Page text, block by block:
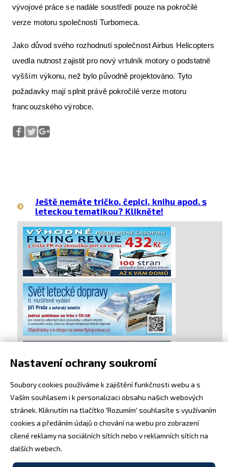
vývojové práce se nadále soustředí pouze na pokročilé
verze motoru společnosti Turbomeca.
Jako důvod svého rozhodnutí společnost Airbus Helicopters
uvedla nutnost zajistit pro nový vrtulník motory o podstatně
vyšším výkonu, než bylo původně projektováno. Tyto
požadavky mají splnit právě pokročilé verze motoru
francouzského výrobce.
Ještě nemáte tričko, čepici, knihu apod. s
leteckou tematikou? Klikněte!
Nastavení ochrany soukromí
Soubory cookies používáme k zajištění funkčnosti webu a s
Vaším souhlasem i k personalizaci obsahu našich webových
stránek. Kliknutím na tlačítko 'Rozumím' souhlasíte s využívaním
cookies a předáním údajů o chování na webu pro zobrazení
cílené reklamy na sociálních sítích nebo v reklamních sítích na
dalších webech.